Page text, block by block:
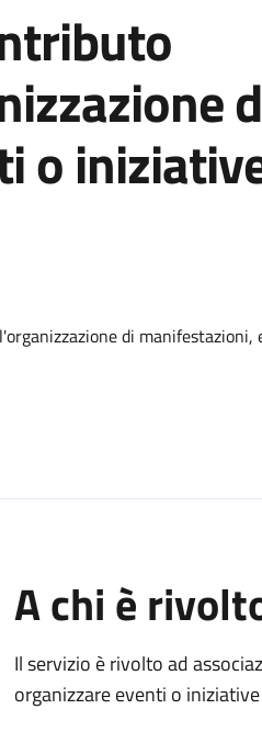
o
di manifestazioni,
A chi è
Il servizio è rivolto ad
organizzare eventi o